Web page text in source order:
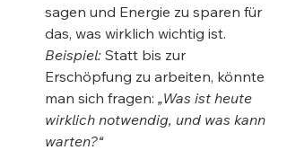
sagen und Energie zu sparen für
das, was wirklich wichtig ist.
Beispiel: Statt bis zur
Erschöpfung zu arbeiten, könnte
man sich fragen: „Was ist heute
wirklich notwendig, und was kann
warten?“